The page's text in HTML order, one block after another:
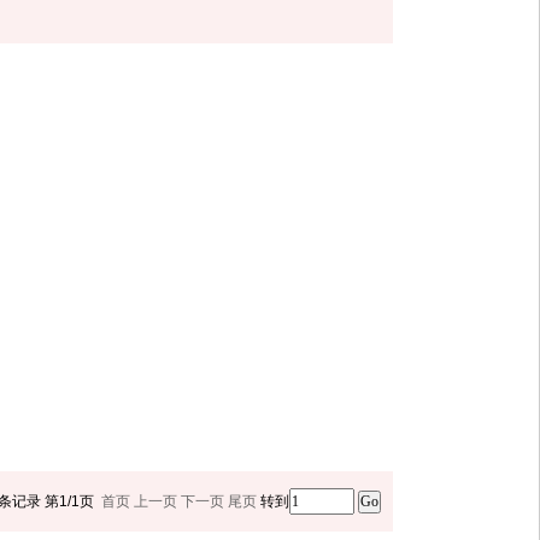
记录 第1/1页 首页 上一页 下一页 尾页 转到